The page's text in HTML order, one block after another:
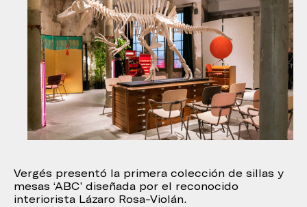
Vergés presentó la primera colección de sillas y
mesas ‘ABC’ diseñada por el reconocido
interiorista Lázaro Rosa-Violán.